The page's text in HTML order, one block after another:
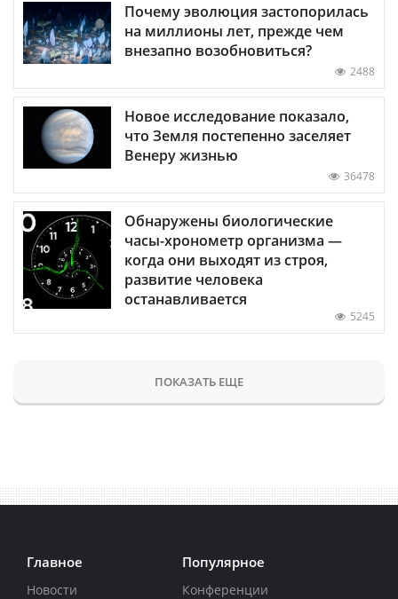
Почему эволюция застопорилась
на миллионы лет, прежде чем
внезапно возобновиться?
2488
Новое исследование показало,
что Земля постепенно заселяет
Венеру жизнью
36478
Обнаружены биологические
часы-хронометр организма —
когда они выходят из строя,
развитие человека
останавливается
5245
ПОКАЗАТЬ ЕЩЕ
Главное
Новости
Популярное
Конференции